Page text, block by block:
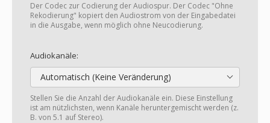
Der Codec zur Codierung der Audiospur. Der Codec "Ohne
Rekodierung" kopiert den Audiostrom von der Eingabedatei
in die Ausgabe, wenn möglich ohne Neucodierung.
Audiokanäle:
Automatisch (Keine Veränderung)
Stellen Sie die Anzahl der Audiokanäle ein. Diese Einstellung
ist am nützlichsten, wenn Kanäle heruntergemischt werden (z.
B. von 5.1 auf Stereo).